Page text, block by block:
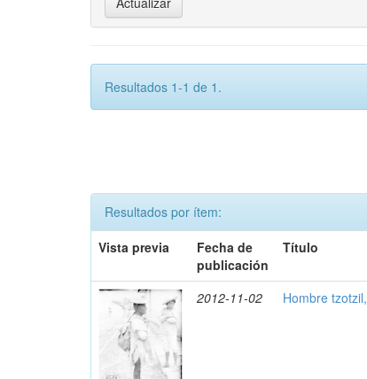
Resultados 1-1 de 1.
Resultados por ítem:
Vista previa
Fecha de
publicación
Título
2012-11-02 Hombre